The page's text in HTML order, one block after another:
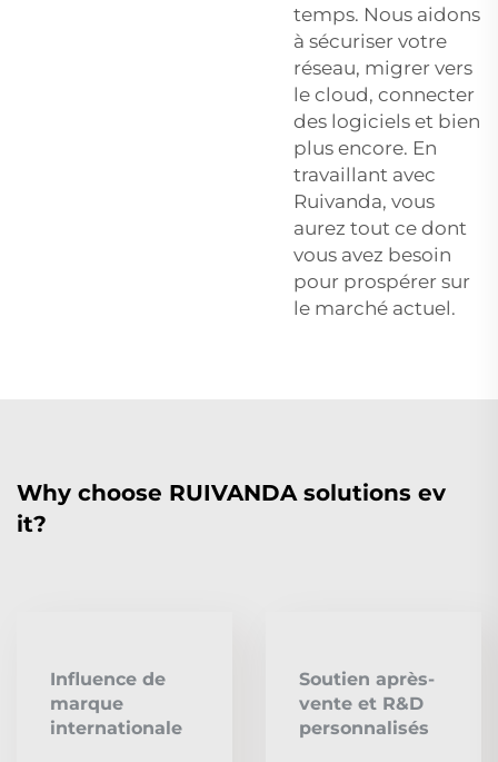
temps. Nous aidons
à sécuriser votre
réseau, migrer vers
le cloud, connecter
des logiciels et bien
plus encore. En
travaillant avec
Ruivanda, vous
aurez tout ce dont
vous avez besoin
pour prospérer sur
le marché actuel.
Why choose RUIVANDA solutions ev
it?
Influence de
marque
internationale
Soutien après-
vente et R&D
personnalisés